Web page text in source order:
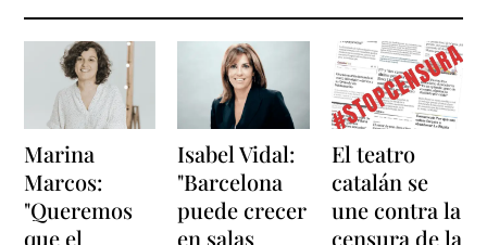
Marina
Marcos:
"Queremos
que el
Isabel Vidal:
"Barcelona
puede crecer
en salas
El teatro
catalán se
une contra la
censura de la